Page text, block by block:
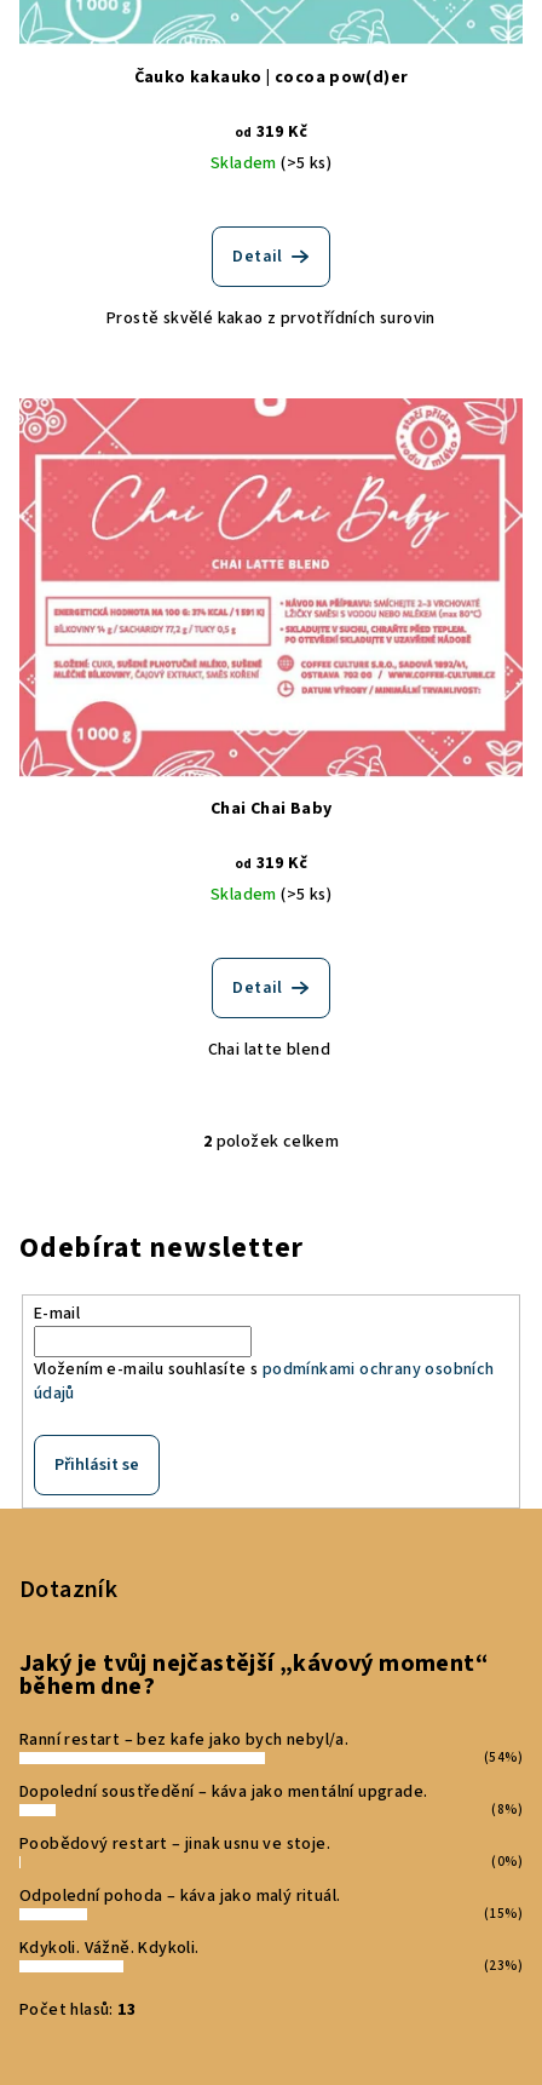
t
Čauko kakauko | cocoa pow(d)er
od 319 Kč
Skladem(>5 ks)
Detail
Prostě skvělé kakao z prvotřídních surovin
Chai Chai Baby
od 319 Kč
Skladem(>5 ks)
Detail
Chai latte blend
O
á
d
a
p
v
u
2 položek celkem
Odebírat newsletter
E-mail
Vložením e-mailu souhlasíte s podmínkami ochrany osobních
údajů
Přihlásit se
Dotazník
Jaký je tvůj nejčastější „kávový moment“
během dne?
Ranní restart – bez kafe jako bych nebyl/a.
(54%)
Dopolední soustředění – káva jako mentální upgrade.
(8%)
Poobědový restart – jinak usnu ve stoje.
(0%)
Odpolední pohoda – káva jako malý rituál.
(15%)
Kdykoli. Vážně. Kdykoli.
(23%)
Počet hlasů: 13